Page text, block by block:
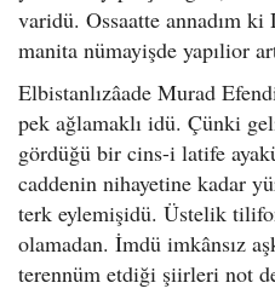
varidü. Ossaatte annadım ki
manita nümayişde yapılior
Elbistanlızâade Murad
pek ağlamaklı idü. Çünki
gördüğü bir cins-i latife
caddenin nihayetine kadar
terk eylemişidü. Üstelik
olamadan. İmdü imkânsız
terennüm etdiği şiirleri not